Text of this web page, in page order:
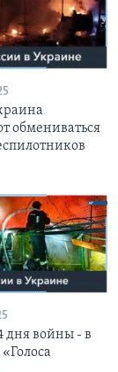
обмениваться
дня войны - в